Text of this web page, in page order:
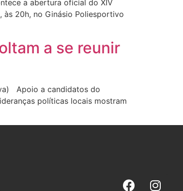
a abertura oficial do XIV
às 20h, no Ginásio Poliesportivo
a se reunir
Apoio a candidatos do
políticas locais mostram